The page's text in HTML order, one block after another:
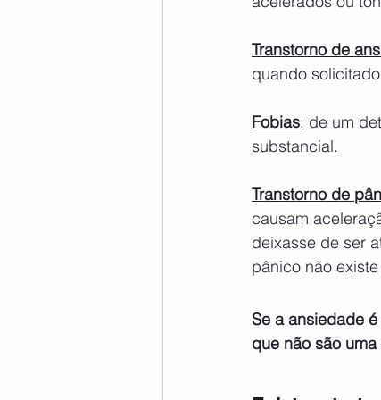
Transtorno de
quando
Fobias: de um
substancial.
Transtorno de
causam
deixasse de ser
pânico não
Se a ansiedade
que não são